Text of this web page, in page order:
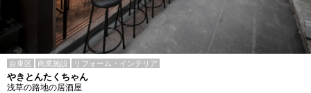
台東区 商業施設 リフォーム・インテリア
やきとんたくちゃん
浅草の路地の居酒屋